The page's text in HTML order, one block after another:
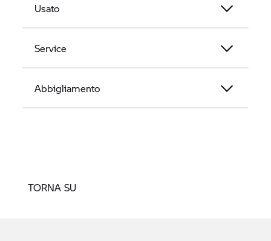
Usato
Service
Abbigliamento
TORNA SU